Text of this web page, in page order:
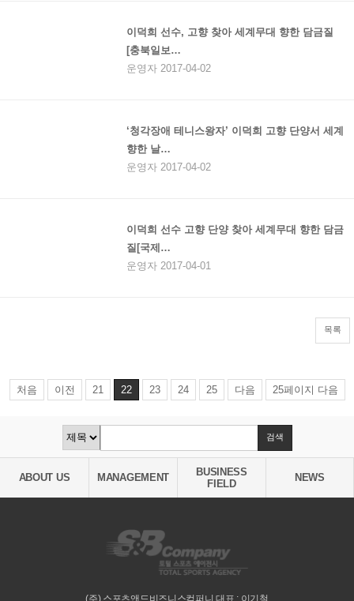
이덕희 선수, 고향 찾아 세계무대 향한 담금질
[충북일보…
운영자 2017-04-02
‘청각장애 테니스왕자’ 이덕희 고향 단양서 세계
향한 날…
운영자 2017-04-02
이덕희 선수 고향 단양 찾아 세계무대 향한 담금
질[국제…
운영자 2017-04-01
목록
처음 이전 21 22 23 24 25 다음 25페이지 다음
ABOUT US MANAGEMENT
BUSINESS
FIELD
NEWS
(주) 스포츠앤드비즈니스컴퍼니 대표 : 이기철